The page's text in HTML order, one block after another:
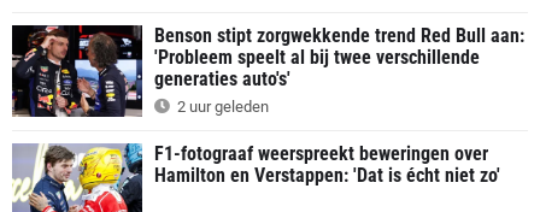
Benson stipt zorgwekkende trend Red Bull aan:
'Probleem speelt al bij twee verschillende
generaties auto's'
2 uur geleden
F1-fotograaf weerspreekt beweringen over
Hamilton en Verstappen: 'Dat is écht niet zo'